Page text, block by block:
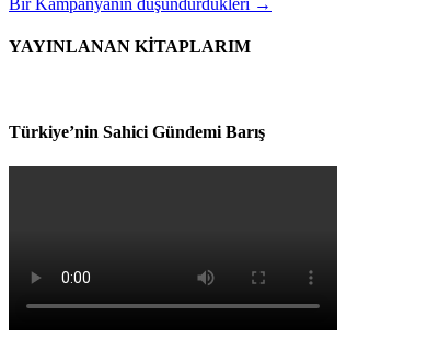
YAYINLANAN KİTAPLARIM
Türkiye’nin Sahici Gündemi Barış